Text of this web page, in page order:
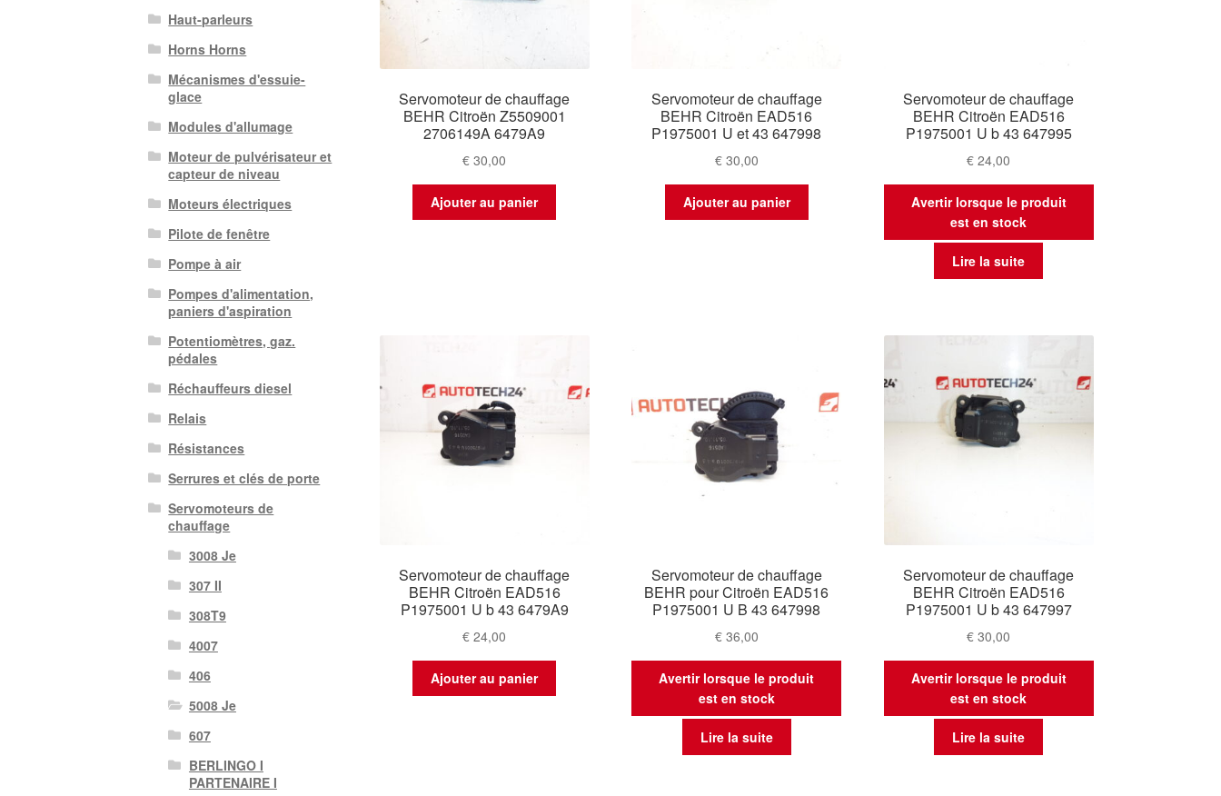
Servomoteur de chauffage
BEHR Citroën Z5509001
2706149A 6479A9
€ 30,00
Ajouter au panier
Servomoteur de chauffage
BEHR Citroën EAD516
P1975001 U et 43 647998
€30,00
Ajouter au panier
Servomoteur de chauffage
BEHR Citroën EAD516
P1975001 U b 43 647995
€ 24,00
Avertir lorsque le produit
est en stock
Lire la suite
Servomoteur de chauffage
BEHR Citroën EAD516
P1975001 U b 43 6479A9
€ 24,00
Ajouter au panier
Servomoteur de chauffage
BEHR pour Citroën EAD516
P1975001 U B 43 647998
€36,00
Avertir lorsque le produit
est en stock
Lire la suite
Servomoteur de chauffage
BEHR Citroën EAD516
P1975001 U b 43 647997
€ 30,00
Avertir lorsque le produit
est en stock
Lire la suite
Haut-parleurs
Horns Horns
Mécanismes d'essuie-
glace
Modules d'allumage
Moteur de pulvérisateur et
capteur de niveau
Moteurs électriques
Pilote de fenêtre
Pompe à air
Pompes d'alimentation,
paniers d'aspiration
Potentiomètres, gaz.
pédales
Réchauffeurs diesel
Relais
Résistances
Serrures et clés de porte
Servomoteurs de
chauffage
3008 Je
307 II
308T9
4007
406
5008 Je
607
BERLINGO I
PARTENAIRE I